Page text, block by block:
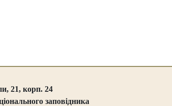
21, корп. 24
заповідника